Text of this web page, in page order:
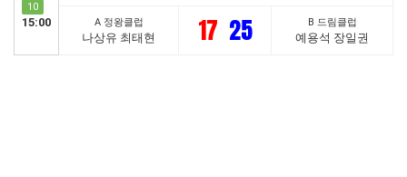
10
15:00 A 정왕클럽
나상유 최태현 17 25 B 드림클럽
예용석 장일권